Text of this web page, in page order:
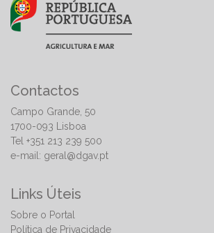
Contactos
Campo Grande, 50
1700-093 Lisboa
Tel +351 213 239 500
e-mail: geral@dgav.pt
Links Úteis
Sobre o Portal
Política de Privacidade